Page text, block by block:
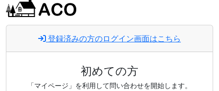
登録済みの方のログイン画面はこちら
初めての方
「マイページ」を利用して問い合わせを開始します。